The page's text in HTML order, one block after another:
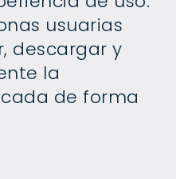
usuarias
descargar y
la
de forma